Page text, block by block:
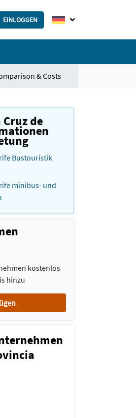
EINLOGGEN
& Costs
de
Bustouristik
minibus- und
kostenlos
hinzu